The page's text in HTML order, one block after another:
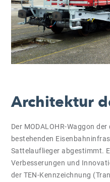
Architektur
Der MODALOHR-Waggon
bestehenden
Sattelauflieger abgestimmt.
Verbesserungen und
der TEN-Kennzeichnung